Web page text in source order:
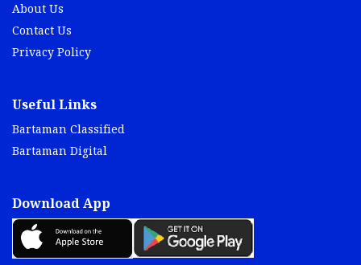
About Us
Contact Us
Privacy Policy
Useful Links
Bartaman Classified
Bartaman Digital
Download App